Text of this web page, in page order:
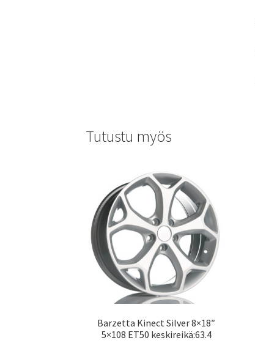
Tutustu myös
Barzetta Kinect Silver 8×18″
5×108 ET50 keskireikä:63.4